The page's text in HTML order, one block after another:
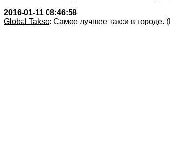
2016-01-11 08:46:58
Global Takso: Самое лучшее такси в городе.